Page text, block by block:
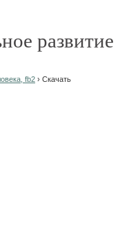
развитие
fb2 › Скачать